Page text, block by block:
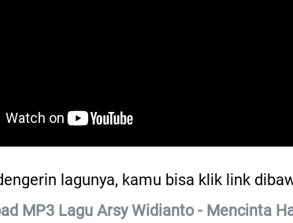
lagunya, kamu bisa klik link
MP3 Lagu Arsy Widianto - Mencinta